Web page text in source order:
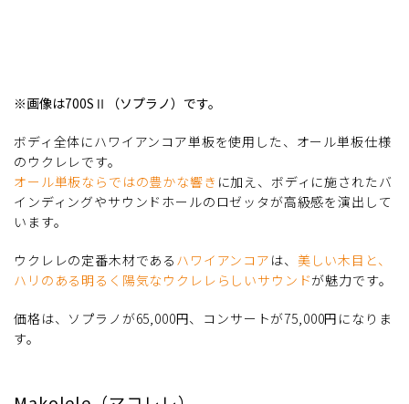
※画像は700SⅡ（ソプラノ）です。
ボディ全体にハワイアンコア単板を使用した、オール単板仕様
のウクレレです。
オール単板ならではの豊かな響き に加え、ボディに施されたバ
インディングやサウンドホールのロゼッタが高級感を演出して
います。
ウクレレの定番木材である ハワイアンコア は、 美しい木目と、
ハリのある明るく陽気なウクレレらしいサウンドが魅力です。
価格は、ソプラノが65,000円、コンサートが75,000円になりま
す。